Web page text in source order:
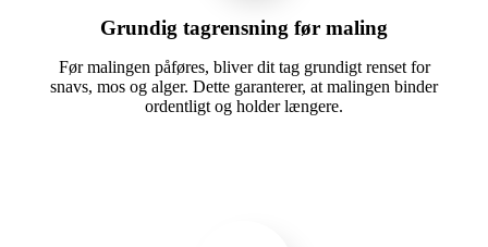
Grundig tagrensning før maling
Før malingen påføres, bliver dit tag grundigt renset for
snavs, mos og alger. Dette garanterer, at malingen binder
ordentligt og holder længere.